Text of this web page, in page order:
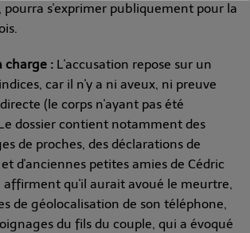
pourra s'exprimer publiquement pour la
charge : L'accusation repose sur un
car il n'y a ni aveux, ni preuve
(le corps n'ayant pas été
dossier contient notamment des
de proches, des déclarations de
d'anciennes petites amies de Cédric
affirment qu'il aurait avoué le meurtre,
de géolocalisation de son téléphone,
du fils du couple, qui a évoqué